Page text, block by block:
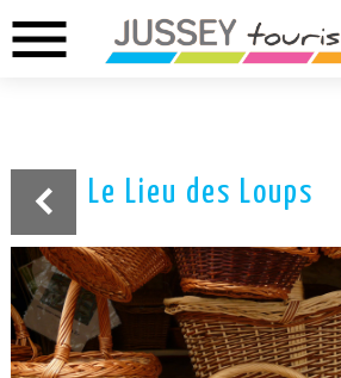
menu ANET
DREUX 02.37.46.01.73
Le Lieu des Loups